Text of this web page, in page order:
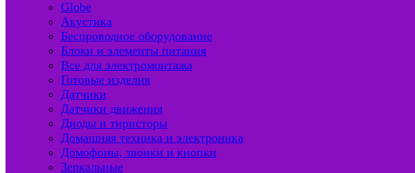
Globe
Акустика
Беспроводное оборудование
Блоки и элементы питания
Все для электромонтажа
Готовые изделия
Датчики
Датчики движения
Диоды и тиристоры
Домашняя техника и электроника
Домофоны, звонки и кнопки
Зеркальные